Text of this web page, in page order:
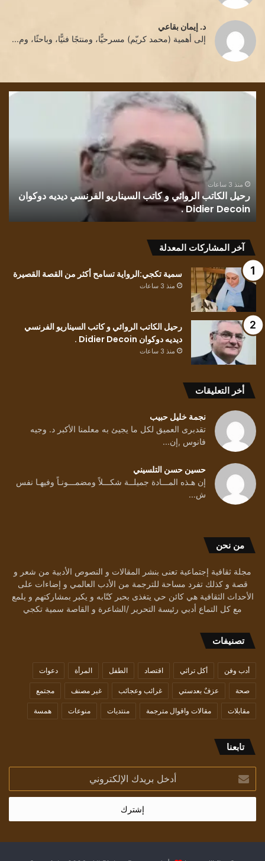
د. إيمان بقاعي
إلى أهمية (محمد كريّم) مسرحيًّا، ومنتجًا فنيًّا، وباحثًا، وم...
رحيل
ديديه
دوكوان
Didier
Decoin
منذ 3 ساعات
رحيل الكاتب الروائي و كاتب السيناريو الفرنسي ديديه دوكوان
Didier Decoin .
آخر المشاركات المعدلة
سمية تكجي:الرواية تسامح أكثر من القصة القصيرة
منذ 3 ساعات
رحيل الكاتب الروائي و كاتب السيناريو الفرنسي
ديديه دوكوان Didier Decoin .
منذ 3 ساعات
أخر التعليقات
نجمة خليل حبيب
تقدبرى العميق لكل ما يجيئ به معلمنا الأكبر د. وجيه
فانوس ,إن...
حسين حسن التلسيني
إن هـذه المـــادة جميلــة شكـــلاً ومضمـــونـاً وفيهـا نفس
ش...
من نحن
مجلة ثقافية إجتماعية تعنى بنشر المقالات و النصوص الأدبية من شعر و
قصة و كذلك تفرد مساحة للترجمة من الأدب العالمي و إضاءات على
الأحداث الثقافية هي كائن حي يتغذى بحبر كتّابه و يكبر بمشاركتهم و يلمع
مع كل التماع أدبي رئيسة التحرير /الشاعرة و القاصة سمية تكجي
تصنيفات
أدب وفن أكل تراثي اقتصاد الطفل المرأة دعوات
صحة عزفٌ بعدستي غرائب وعجائب غير مصنف مجتمع
مقابلات مقالات واقوال مترجمة منتديات منوعات همسة
تابعنا
بريدك
الإلكتروني